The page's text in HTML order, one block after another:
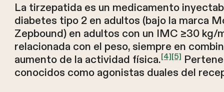
La tirzepatida es un medicamento
diabetes tipo 2 en adultos (bajo la marca
Zepbound) en adultos con un IMC ≥30 kg/
relacionada con el peso, siempre en
aumento de la actividad física.[4][5]
conocidos como agonistas duales del